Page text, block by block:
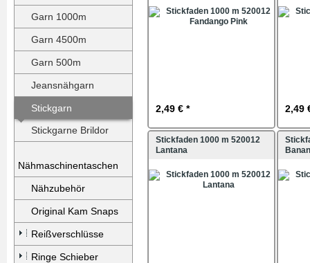
Garn 1000m
Garn 4500m
Garn 500m
Jeansnähgarn
Stickgarn
Stickgarne Brildor
Nähmaschinentaschen
Nähzubehör
Original Kam Snaps
Reißverschlüsse
Ringe Schieber
2,49 € * 2,49
Stickfaden 1000 m 520012
Lantana